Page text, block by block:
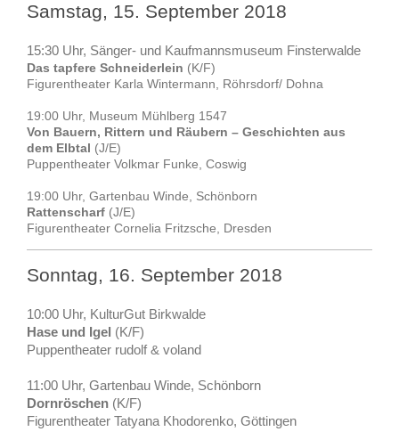
Samstag, 15. September 2018
15:30 Uhr, Sänger- und Kaufmannsmuseum Finsterwalde
Das tapfere Schneiderlein (K/F)
Figurentheater Karla Wintermann, Röhrsdorf/ Dohna
19:00 Uhr, Museum Mühlberg 1547
Von Bauern, Rittern und Räubern – Geschichten aus
dem Elbtal (J/E)
Puppentheater Volkmar Funke, Coswig
19:00 Uhr, Gartenbau Winde, Schönborn
Rattenscharf (J/E)
Figurentheater Cornelia Fritzsche, Dresden
Sonntag, 16. September 2018
10:00 Uhr, KulturGut Birkwalde
Hase und Igel (K/F)
Puppentheater rudolf & voland
11:00 Uhr, Gartenbau Winde, Schönborn
Dornröschen (K/F)
Figurentheater Tatyana Khodorenko, Göttingen